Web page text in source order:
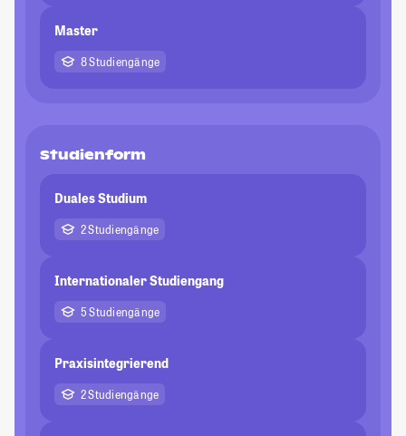
Master
8 Studiengänge
Studienform
Duales Studium
2 Studiengänge
Internationaler Studiengang
5 Studiengänge
Praxisintegrierend
2 Studiengänge